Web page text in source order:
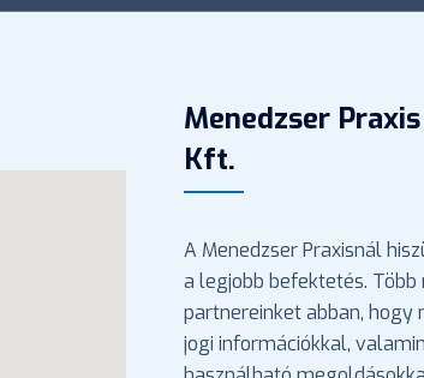
Menedzser
Kft.
A Menedzser Praxisnál
a legjobb befektetés.
partnereinket abban, hogy
jogi információkkal,